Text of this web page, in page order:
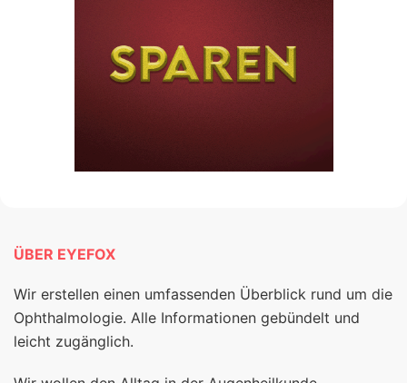
ÜBER EYEFOX
Wir erstellen einen umfassenden Überblick rund um die
Ophthalmologie. Alle Informationen gebündelt und
leicht zugänglich.